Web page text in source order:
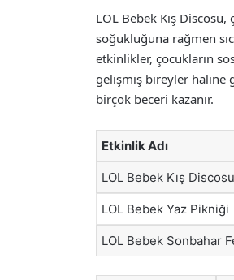
LOL Bebek Kış
soğukluğuna rağmen
etkinlikler, çocukların
gelişmiş bireyler haline
birçok beceri kazanır.
Etkinlik Adı
LOL Bebek Kış Discosu
LOL Bebek Yaz Pikniği
LOL Bebek Sonbahar